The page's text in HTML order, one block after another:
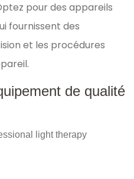
pour des appareils
fournissent des
et les procédures
de qualité